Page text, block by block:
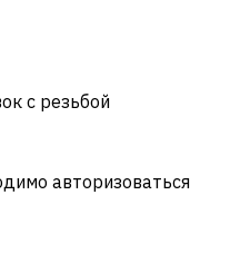
с резьбой
авторизоваться